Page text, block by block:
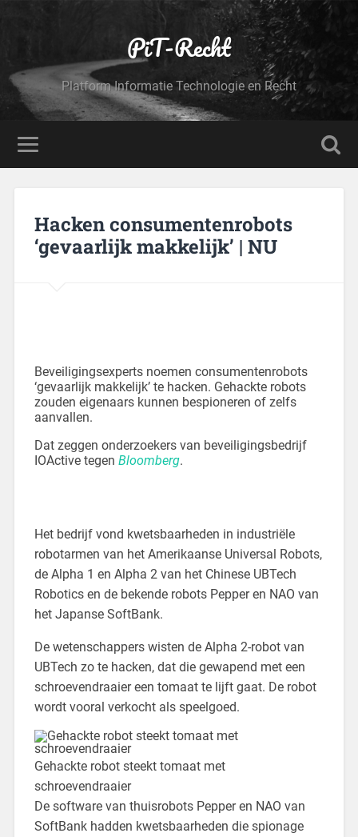
PiT-Recht
Platform Informatie Technologie en Recht
Hacken consumentenrobots
‘gevaarlijk makkelijk’ | NU
Beveiligingsexperts noemen consumentenrobots
‘gevaarlijk makkelijk’ te hacken. Gehackte robots
zouden eigenaars kunnen bespioneren of zelfs
aanvallen.
Dat zeggen onderzoekers van beveiligingsbedrijf
IOActive tegen Bloomberg.
Het bedrijf vond kwetsbaarheden in industriële
robotarmen van het Amerikaanse Universal Robots,
de Alpha 1 en Alpha 2 van het Chinese UBTech
Robotics en de bekende robots Pepper en NAO van
het Japanse SoftBank.
De wetenschappers wisten de Alpha 2-robot van
UBTech zo te hacken, dat die gewapend met een
schroevendraaier een tomaat te lijft gaat. De robot
wordt vooral verkocht als speelgoed.
Gehackte robot steekt tomaat met
schroevendraaier
​De software van thuisrobots Pepper en NAO van
SoftBank hadden kwetsbaarheden die spionage